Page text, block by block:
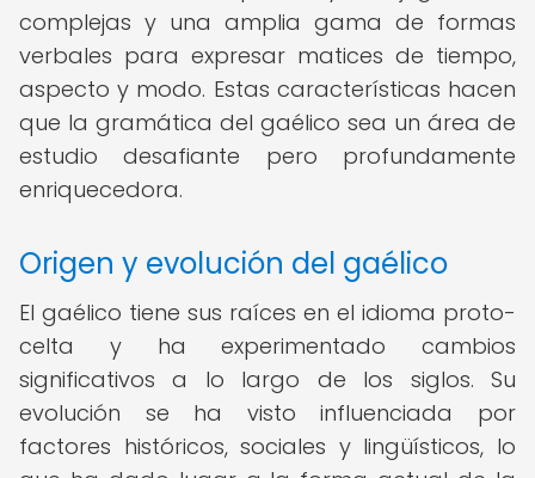
complejas y una amplia gama de formas
verbales para expresar matices de tiempo,
aspecto y modo. Estas características hacen
que la gramática del gaélico sea un área de
estudio desafiante pero profundamente
enriquecedora.
Origen y evolución del gaélico
El gaélico tiene sus raíces en el idioma proto-
celta y ha experimentado cambios
significativos a lo largo de los siglos. Su
evolución se ha visto influenciada por
factores históricos, sociales y lingüísticos, lo